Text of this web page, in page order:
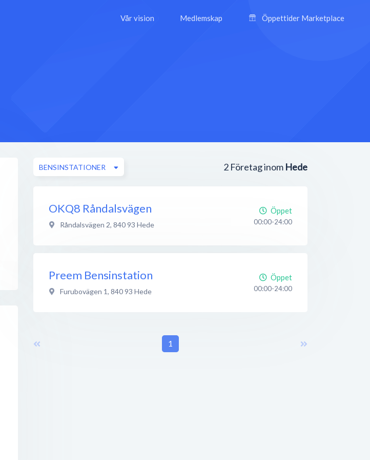
Vår vision Medlemskap Öppettider Marketplace
2 Företag inom Hede
BENSINSTATIONER
OKQ8 Råndalsvägen
Råndalsvägen 2, 840 93 Hede
Öppet
00:00-24:00
Preem Bensinstation
Furubovägen 1, 840 93 Hede
Öppet
00:00-24:00
1